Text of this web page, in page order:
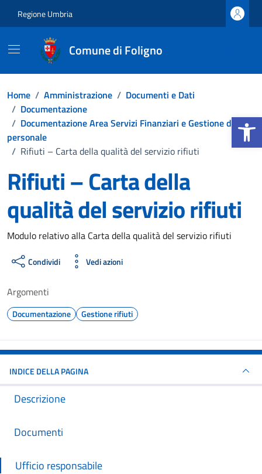
Apri la
Regione Umbria
Comune di Foligno
Home / Amministrazione / Documenti e Dati
/ Documentazione
/ Documentazione Area Servizi Finanziari e Gestione del
personale
/ Rifiuti – Carta della qualità del servizio rifiuti
Rifiuti – Carta della
qualità del servizio rifiuti
Dettagli del documento
Modulo relativo alla Carta della qualità del servizio rifiuti
Condividi Vedi azioni
Argomenti
Documentazione Gestione rifiuti
INDICE DELLA PAGINA
Descrizione
Documenti
Ufficio responsabile